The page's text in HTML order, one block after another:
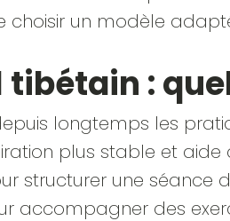
choisir un modèle
tibétain :
longtemps les
plus stable et
structurer une
accompagner des